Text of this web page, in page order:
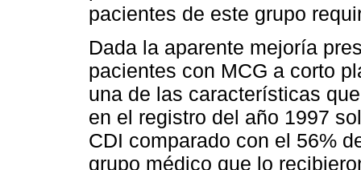
pacientes de este grupo
Dada la aparente mejoría
pacientes con MCG a corto
una de las características
en el registro del año 1997
CDI comparado con el 56%
grupo médico que lo